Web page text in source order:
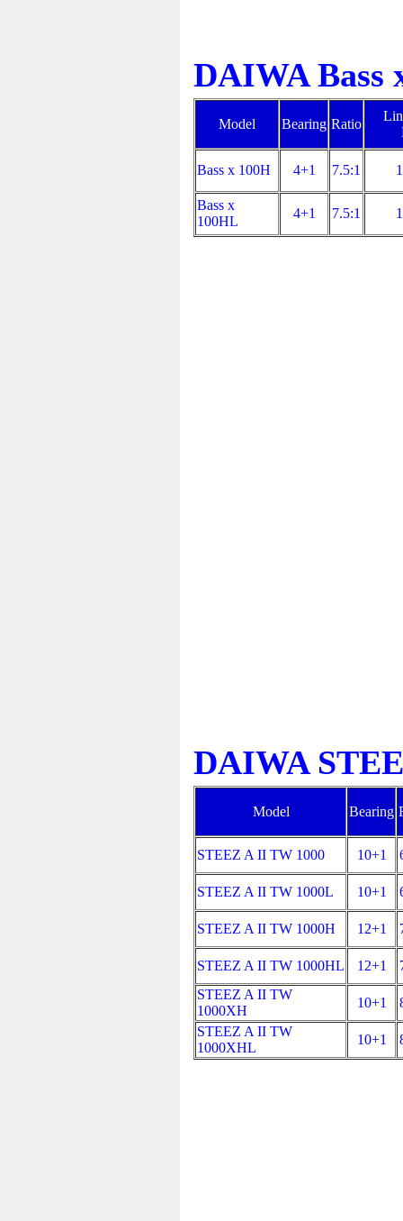
DAIWA Bass
Model Bearing Ratio
Bass x 100H 4+1 7.5:1
Bass x
100HL
4+1 7.5:1
DAIWA
Model Bearing
STEEZ A II TW 1000 10+1
STEEZ A II TW 1000L 10+1
STEEZ A II TW 1000H 12+1
STEEZ A II TW 1000HL 12+1
STEEZ A II TW
1000XH
10+1
STEEZ A II TW
1000XHL
10+1